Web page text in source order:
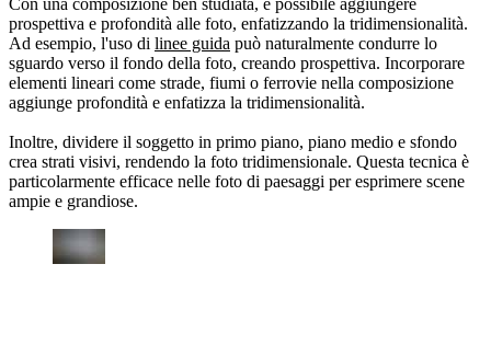
Con una composizione ben studiata, è possibile aggiungere
prospettiva e profondità alle foto, enfatizzando la tridimensionalità.
Ad esempio, l'uso di linee guida può naturalmente condurre lo
sguardo verso il fondo della foto, creando prospettiva. Incorporare
elementi lineari come strade, fiumi o ferrovie nella composizione
aggiunge profondità e enfatizza la tridimensionalità.
Inoltre, dividere il soggetto in primo piano, piano medio e sfondo
crea strati visivi, rendendo la foto tridimensionale. Questa tecnica è
particolarmente efficace nelle foto di paesaggi per esprimere scene
ampie e grandiose.